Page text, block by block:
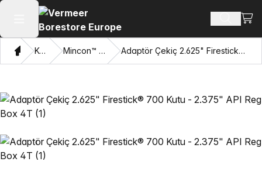
Ana menüyü aç Ürün ara
Ev Katalog Mincon™ HDD Çekiçleri Adaptör Çekiç 2.625" Firestick® 700 Kutu - 2.375" API Reg Box 4T